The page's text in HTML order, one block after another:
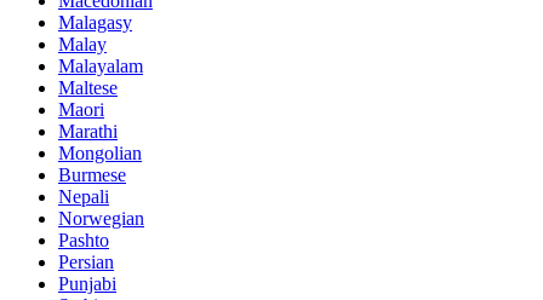
Malagasy
Malay
Malayalam
Maltese
Maori
Marathi
Mongolian
Burmese
Nepali
Norwegian
Pashto
Persian
Punjabi